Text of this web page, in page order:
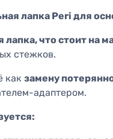
лапка Peri для
лапка, что стоит на
стежков.
как замену
адаптером.